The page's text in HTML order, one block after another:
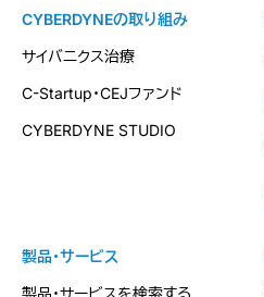
製品・サービス
製品・サービスを検索する
CYBERDYNEの取り組み
サイバニクス治療
C-Startup・CEJファンド
CYBERDYNE STUDIO